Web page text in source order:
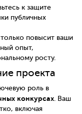
к защите
публичных
повысит ваши
опыт,
росту.
проекта
роль в
конкурсах . Ваш
включая